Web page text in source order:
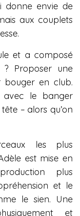
donne envie de
aux couplets
et a composé
Proposer une
bouger en club.
le banger
– alors qu’on
les plus
est mise en
plus
et le
le sien. Une
et